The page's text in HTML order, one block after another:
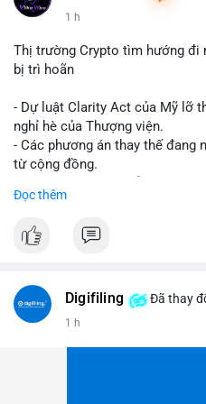
1 h
Thị trường Crypto tìm hướng
bị trì hoãn
- Dự luật Clarity Act của Mỹ lỡ
nghỉ hè của Thượng viện.
- Các phương án thay thế đang
từ cộng đồng.
về pháp lý.
#binancesquare
#vlikevn #titanbot
Đọc thêm
Digifiling Đã thay
1 h